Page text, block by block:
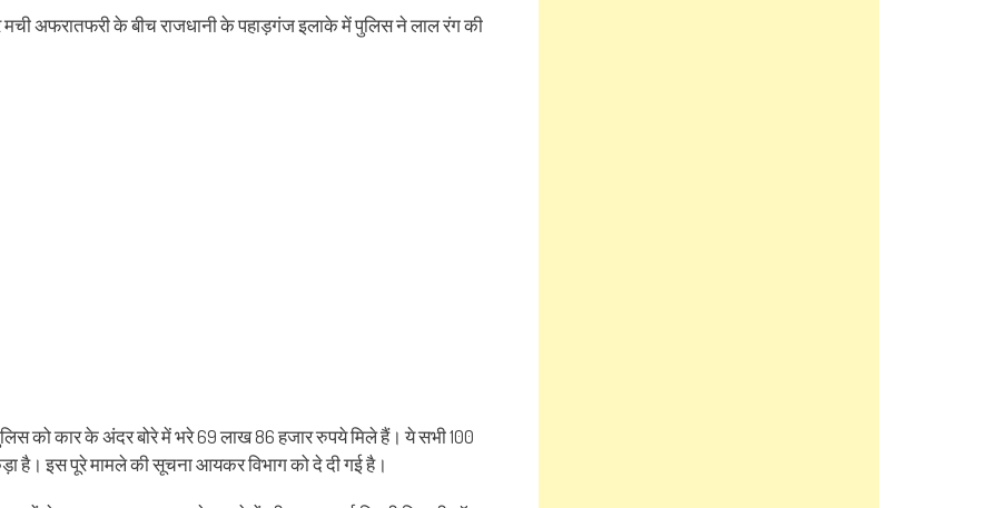
अफरातफरी के बीच राजधानी के पहाड़गंज इलाके में पुलिस ने लाल रंग की
को कार के अंदर बोरे में भरे 69 लाख 86 हजार रुपये मिले हैं। ये सभी 100
है। इस पूरे मामले की सूचना आयकर विभाग को दे दी गई है।